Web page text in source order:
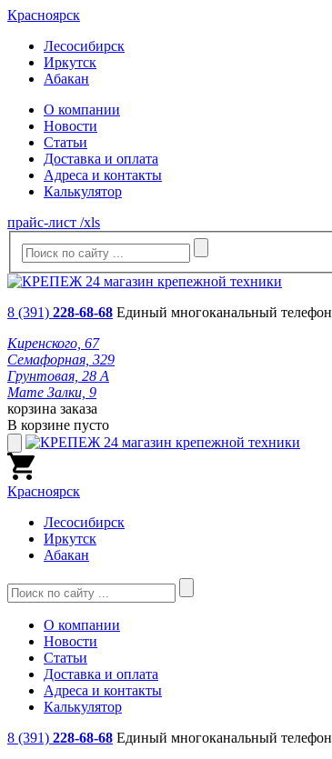
Красноярск
Лесосибирск
Иркутск
Абакан
О компании
Новости
Статьи
Доставка и оплата
Адреса и контакты
Калькулятор
прайс-лист /xls
8 (391) 228-68-68 Единый многоканальный телефон
Киренского, 67
Семафорная, 329
Грунтовая, 28 А
Мате Залки, 9
корзина заказа
В корзине пусто
Красноярск
Лесосибирск
Иркутск
Абакан
О компании
Новости
Статьи
Доставка и оплата
Адреса и контакты
Калькулятор
8 (391) 228-68-68 Единый многоканальный телефон